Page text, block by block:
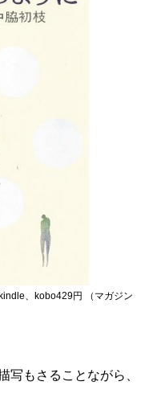
、kobo429円 （マガジン
もさることながら、